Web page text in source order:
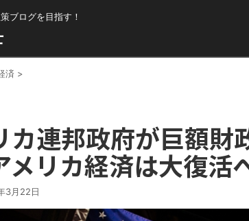
ブログを目指す！
済 >
カ連邦政府が巨額財
メリカ経済は大復活
3月22日